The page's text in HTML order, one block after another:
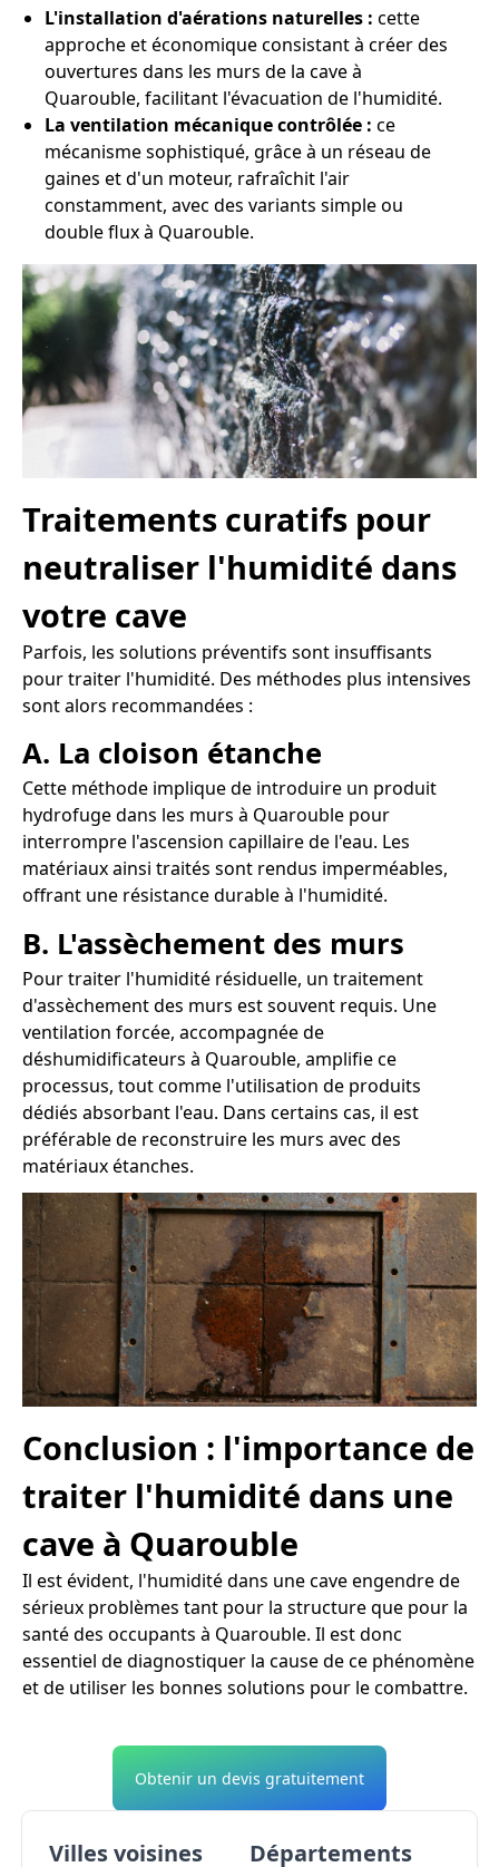
L'installation d'aérations naturelles : cette
approche et économique consistant à créer des
ouvertures dans les murs de la cave à
Quarouble, facilitant l'évacuation de l'humidité.
La ventilation mécanique contrôlée : ce
mécanisme sophistiqué, grâce à un réseau de
gaines et d'un moteur, rafraîchit l'air
constamment, avec des variants simple ou
double flux à Quarouble.
Traitements curatifs pour
neutraliser l'humidité dans
votre cave
Parfois, les solutions préventifs sont insuffisants
pour traiter l'humidité. Des méthodes plus intensives
sont alors recommandées :
A. La cloison étanche
Cette méthode implique de introduire un produit
hydrofuge dans les murs à Quarouble pour
interrompre l'ascension capillaire de l'eau. Les
matériaux ainsi traités sont rendus imperméables,
offrant une résistance durable à l'humidité.
B. L'assèchement des murs
Pour traiter l'humidité résiduelle, un traitement
d'assèchement des murs est souvent requis. Une
ventilation forcée, accompagnée de
déshumidificateurs à Quarouble, amplifie ce
processus, tout comme l'utilisation de produits
dédiés absorbant l'eau. Dans certains cas, il est
préférable de reconstruire les murs avec des
matériaux étanches.
Conclusion : l'importance de
traiter l'humidité dans une
cave à Quarouble
Il est évident, l'humidité dans une cave engendre de
sérieux problèmes tant pour la structure que pour la
santé des occupants à Quarouble. Il est donc
essentiel de diagnostiquer la cause de ce phénomène
et de utiliser les bonnes solutions pour le combattre.
Obtenir un devis gratuitement
Villes voisines Départements